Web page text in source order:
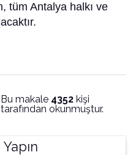
tüm Antalya halkı ve
Bu makale 4352 kişi
tarafından okunmuştur.